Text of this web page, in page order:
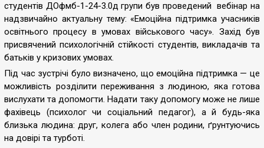
студентів ДОфмб-1-24-3.0д групи був проведений вебінар на
надзвичайно актуальну тему: «Емоційна підтримка учасників
освітнього процесу в умовах військового часу». Захід був
присвячений психологічній стійкості студентів, викладачів та
батьків у кризових умовах.
Під час зустрічі було визначено, що емоційна підтримка — це
можливість розділити переживання з людиною, яка готова
вислухати та допомогти. Надати таку допомогу може не лише
фахівець (психолог чи соціальний педагог), а й будь-яка
близька людина: друг, колега або член родини, ґрунтуючись
на довірі та турботі.